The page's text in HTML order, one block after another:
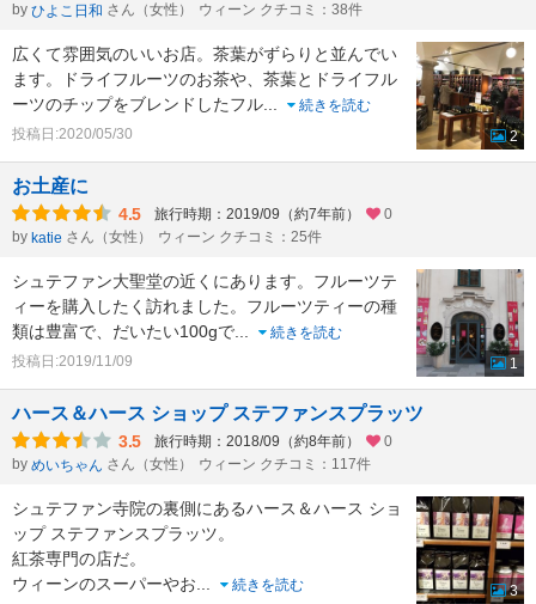
by ひよこ日和 さん（女性） ウィーン クチコミ：38件
広くて雰囲気のいいお店。茶葉がずらりと並んでい
ます。ドライフルーツのお茶や、茶葉とドライフル
ーツのチップをブレンドしたフル...
続きを読む
投稿日:2020/05/30
2
お土産に
4.5 旅行時期：2019/09（約7年前）
0
by katie さん（女性） ウィーン クチコミ：25件
シュテファン大聖堂の近くにあります。フルーツテ
ィーを購入したく訪れました。フルーツティーの種
類は豊富で、だいたい100gで...
続きを読む
投稿日:2019/11/09
1
ハース＆ハース ショップ ステファンスプラッツ
3.5 旅行時期：2018/09（約8年前）
0
by めいちゃん さん（女性） ウィーン クチコミ：117件
シュテファン寺院の裏側にあるハース＆ハース ショ
ップ ステファンスプラッツ。
紅茶専門の店だ。
ウィーンのスーパーやお...
続きを読む
3